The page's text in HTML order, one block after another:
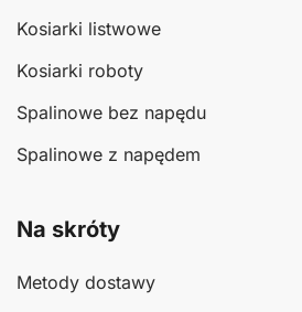
Kosiarki listwowe
Kosiarki roboty
Spalinowe bez napędu
Spalinowe z napędem
Na skróty
Metody dostawy